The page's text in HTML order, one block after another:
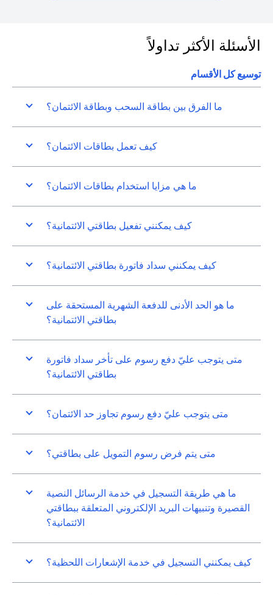
الأسئلة الأكثر تداولاً
توسيع كل الأقسام
ما الفرق بين بطاقة السحب وبطاقة الائتمان؟
كيف تعمل بطاقات الائتمان؟
ما هي مزايا استخدام بطاقات الائتمان؟
كيف يمكنني تفعيل بطاقتي الائتمانية؟
كيف يمكنني سداد فاتورة بطاقتي الائتمانية؟
ما هو الحد الأدنى للدفعة الشهرية المستحقة على
بطاقتي الائتمانية؟
متى يتوجب عليّ دفع رسوم على تأخر سداد فاتورة
بطاقتي الائتمانية؟
متى يتوجب عليّ دفع رسوم تجاوز حد الائتمان؟
متى يتم فرض رسوم التمويل على بطاقتي؟
ما هي طريقة التسجيل في خدمة الرسائل النصية
القصيرة وتنبيهات البريد الإلكتروني المتعلقة ببطاقتي
الائتمانية؟
كيف يمكنني التسجيل في خدمة الإشعارات اللحظية؟